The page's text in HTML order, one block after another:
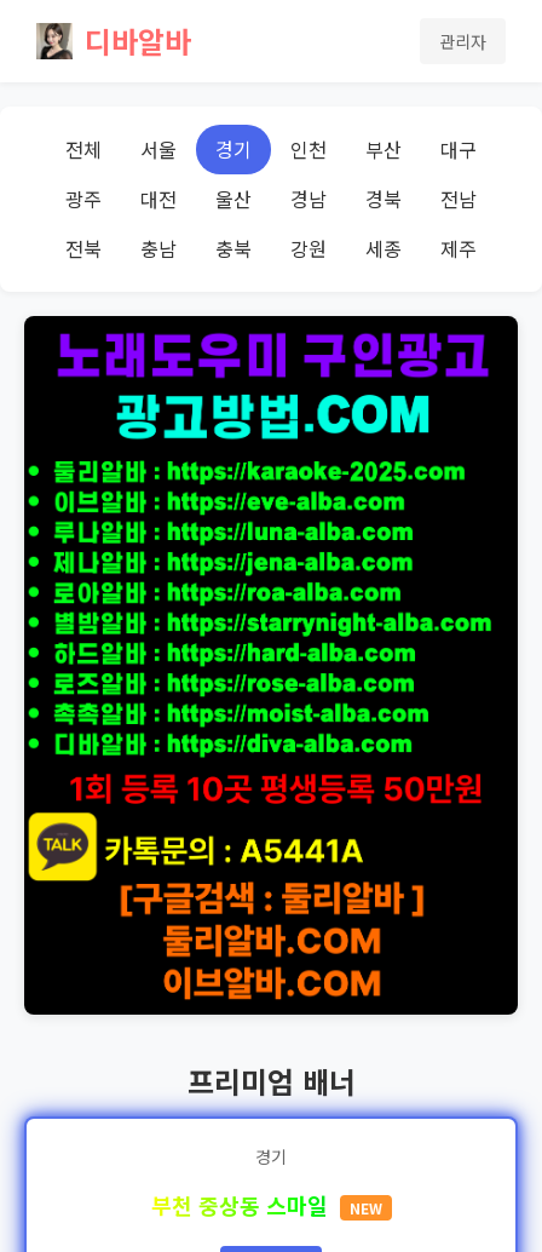
디바알바 관리자
전체 서울 경기 인천 부산
대구
광주
대전 울산 경남 경북
전남
전북
충남 충북 강원 세종 제주
프리미엄 배너
경기
부천 중상동 스마일 NEW